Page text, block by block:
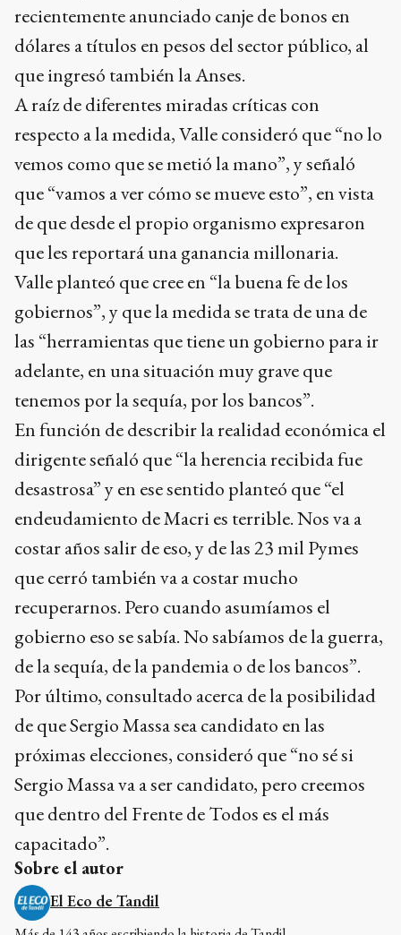
recientemente anunciado canje de bonos en
dólares a títulos en pesos del sector público, al
que ingresó también la Anses.
A raíz de diferentes miradas críticas con
respecto a la medida, Valle consideró que “no lo
vemos como que se metió la mano”, y señaló
que “vamos a ver cómo se mueve esto”, en vista
de que desde el propio organismo expresaron
que les reportará una ganancia millonaria.
Valle planteó que cree en “la buena fe de los
gobiernos”, y que la medida se trata de una de
las “herramientas que tiene un gobierno para ir
adelante, en una situación muy grave que
tenemos por la sequía, por los bancos”.
En función de describir la realidad económica el
dirigente señaló que “la herencia recibida fue
desastrosa” y en ese sentido planteó que “el
endeudamiento de Macri es terrible. Nos va a
costar años salir de eso, y de las 23 mil Pymes
que cerró también va a costar mucho
recuperarnos. Pero cuando asumíamos el
gobierno eso se sabía. No sabíamos de la guerra,
de la sequía, de la pandemia o de los bancos”.
Por último, consultado acerca de la posibilidad
de que Sergio Massa sea candidato en las
próximas elecciones, consideró que “no sé si
Sergio Massa va a ser candidato, pero creemos
que dentro del Frente de Todos es el más
capacitado”.
Sobre el autor
El Eco de Tandil